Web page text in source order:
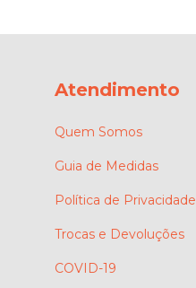
Atendimento
Quem Somos
Guia de Medidas
Política de Privacidade
Trocas e Devoluções
COVID-19